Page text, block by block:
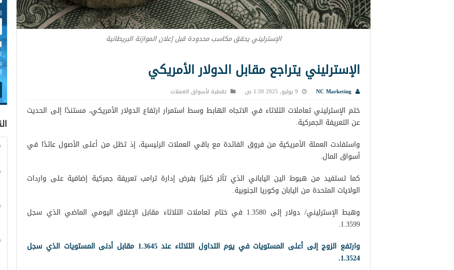
الإسترليني يحقق مكاسب محدودة قبل إعلان الموازنة البريطانية
الإسترليني يتراجع مقابل الدولار الأمريكي
NC Marketing 9 يوليو, 2025 1:30 ص تغطية لأسواق العملات
ختم الإسترليني تعاملات الثلاثاء في الاتجاه الهابط وسط استمرار ارتفاع الدولار الأمريكي، مستندًا إلى الحديث
عن التعريفة الجمركية.
واستفادت العملة الأمريكية من فروق الفائدة مع باقي العملات الرئيسية، إذ تظل من أعلى الأصول عائدًا في
أسواق المال.
كما تستفيد من هبوط الين الياباني الذي تأثر كثيرًا بفرض إدارة ترامب تعريفة جمركية إضافية على واردات
الولايات المتحدة من اليابان وكوريا الجنوبية.
وهبط الإسترليني/ دولار إلى 1.3580 في ختام تعاملات الثلاثاء مقابل الإغلاق اليومي الماضي الذي سجل
1.3599.
وارتفع الزوج إلى أعلى المستويات في يوم التداول الثلاثاء عند 1.3645 مقابل أدنى المستويات الذي سجل
1.3524.